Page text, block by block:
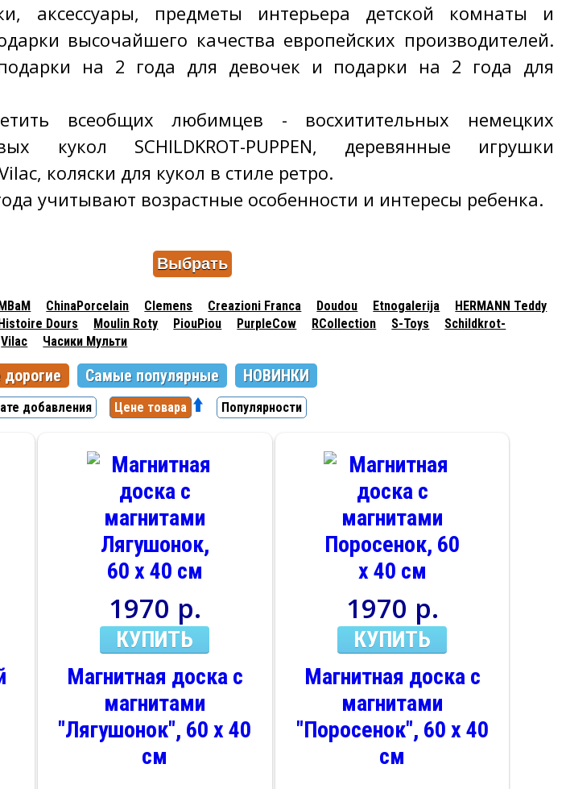
аксессуары, предметы интерьера детской комнаты и
высочайшего качества европейских производителей.
на 2 года для девочек и подарки на 2 года для
всеобщих любимцев - восхитительных немецких
кукол SCHILDKROT-PUPPEN, деревянные игрушки
коляски для кукол в стиле ретро.
учитывают возрастные особенности и интересы ребенка.
ChinaPorcelain Clemens Creazioni Franca Doudou Etnogalerija
HERMANN Teddy
Histoire Dours Moulin Roty PiouPiou PurpleCow RCollection S-Toys
Schildkrot-
Vilac Часики Мульти
Самые популярные НОВИНКИ
добавления Цене товара Популярности
1970 р.
КУПИТЬ
Магнитная доска с
магнитами
"Лягушонок", 60 х 40
см
1970 р.
КУПИТЬ
Магнитная доска с
магнитами
"Поросенок", 60 х 40
см